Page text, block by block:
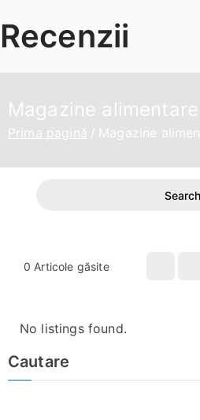
la
Recenzii
Magazine
Prima pagină Magazine
Search
0 Articole găsite
No listings found.
Cautare